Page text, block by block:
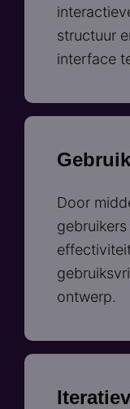
structuur
interface
Door
ontwerp.